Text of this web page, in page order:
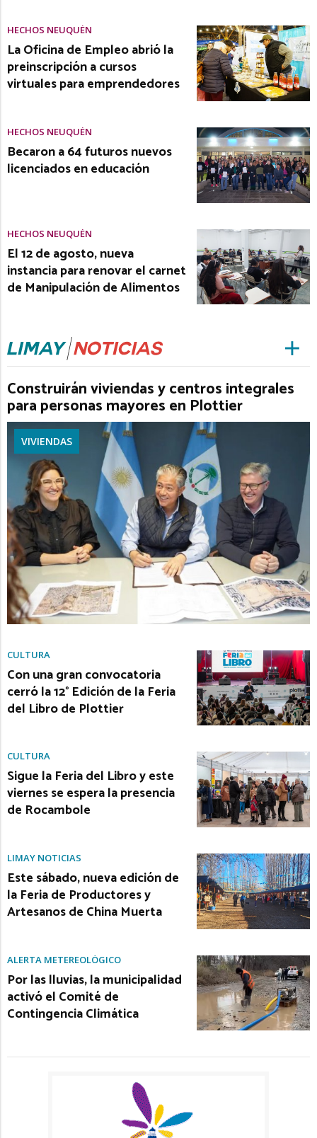
HECHOS NEUQUÉN
La Oficina de Empleo abrió la
preinscripción a cursos
virtuales para emprendedores
HECHOS NEUQUÉN
Becaron a 64 futuros nuevos
licenciados en educación
HECHOS NEUQUÉN
El 12 de agosto, nueva
instancia para renovar el carnet
de Manipulación de Alimentos
Construirán viviendas y centros integrales
para personas mayores en Plottier
VIVIENDAS
CULTURA
Con una gran convocatoria
cerró la 12° Edición de la Feria
del Libro de Plottier
CULTURA
Sigue la Feria del Libro y este
viernes se espera la presencia
de Rocambole
LIMAY NOTICIAS
Este sábado, nueva edición de
la Feria de Productores y
Artesanos de China Muerta
ALERTA METEREOLÓGICO
Por las lluvias, la municipalidad
activó el Comité de
Contingencia Climática